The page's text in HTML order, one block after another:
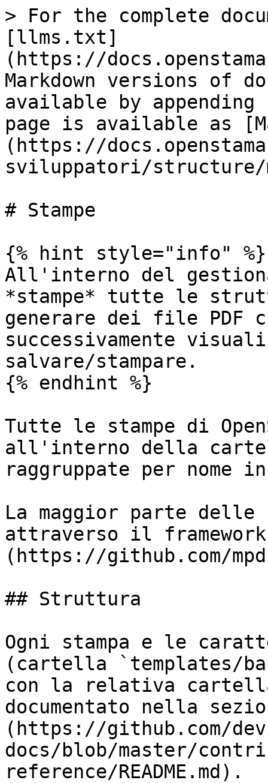
> For the complete
[llms.txt]
(https://
Markdown versions of
available by
page is available as
(https://
sviluppatori/structure/
# Stampe
{% hint style="info" %}
All'interno del
*stampe* tutte le
generare dei file PDF
successivamente
salvare/stampare.
{% endhint %}
Tutte le stampe di
all'interno della
raggruppate per
La maggior parte delle
attraverso il framework
(https://github.com/
## Struttura
Ogni stampa e le
(cartella `templates/
con la relativa
documentato nella
(https://github.com/
docs/blob/master/
reference/README.md).